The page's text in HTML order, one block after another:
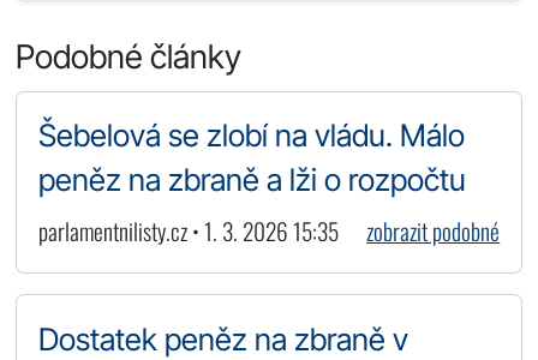
Podobné články
Šebelová se zlobí na vládu. Málo
peněz na zbraně a lži o rozpočtu
parlamentnilisty.cz • 1. 3. 2026 15:35 zobrazit podobné
Dostatek peněz na zbraně v